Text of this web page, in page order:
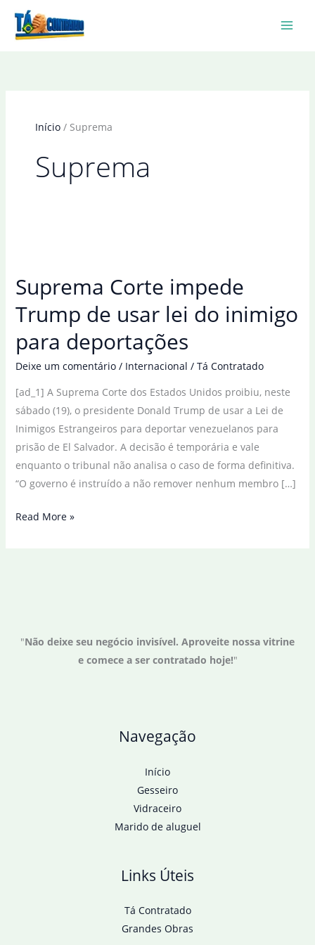
Início Suprema
Suprema
Suprema Corte impede
Trump de usar lei do inimigo
para deportações
Deixe um comentário / Internacional / Tá Contratado
[ad_1] A Suprema Corte dos Estados Unidos proibiu, neste
sábado (19), o presidente Donald Trump de usar a Lei de
Inimigos Estrangeiros para deportar venezuelanos para
prisão de El Salvador. A decisão é temporária e vale
enquanto o tribunal não analisa o caso de forma definitiva.
“O governo é instruído a não remover nenhum membro […]
Suprema
do
Read More »
"Não deixe seu negócio invisível. Aproveite nossa vitrine
e comece a ser contratado hoje!"
Navegação
Início
Gesseiro
Vidraceiro
Marido de aluguel
Links Úteis
Tá Contratado
Grandes Obras